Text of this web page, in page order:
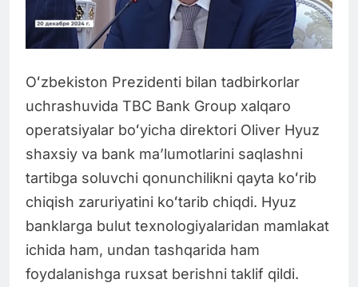
Oʻzbekiston Prezidenti bilan tadbirkorlar
uchrashuvida TBC Bank Group xalqaro
operatsiyalar boʻyicha direktori Oliver Hyuz
shaxsiy va bank maʼlumotlarini saqlashni
tartibga soluvchi qonunchilikni qayta koʻrib
chiqish zaruriyatini koʻtarib chiqdi. Hyuz
banklarga bulut texnologiyalaridan mamlakat
ichida ham, undan tashqarida ham
foydalanishga ruxsat berishni taklif qildi.